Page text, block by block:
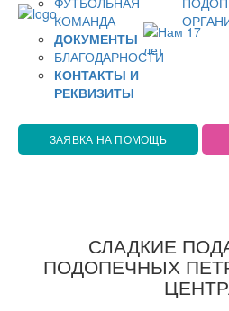
КОМАНДА
ДОКУМЕНТЫ
БЛАГОДАРНОСТИ
КОНТАКТЫ И
РЕКВИЗИТЫ
ЗАЯВКА НА ПОМОЩЬ
СЛАДКИЕ
ПОДОПЕЧНЫХ